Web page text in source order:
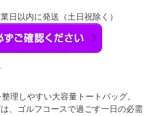
日以内に発送（土日祝除く）
理しやすい大容量トートバッグ。
、ゴルフコースで過ごす一日の必需